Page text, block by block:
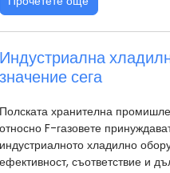
Индустриална
значение сега
Полската хранителна
относно F-газовете
индустриалното хладилно
ефективност, съответствие и